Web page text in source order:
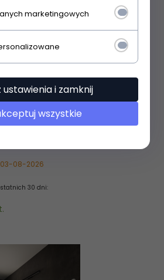
RAL 9016 Mat SX
08-2026
30 dni:
marketingowych
ustawienia i zamknij
wszystkie